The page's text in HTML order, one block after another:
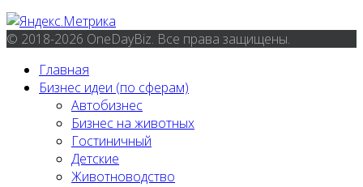
© 2018-2026 OneDayBiz. Все права защищены.
Главная
Бизнес идеи (по сферам)
Автобизнес
Бизнес на животных
Гостиничный
Детские
Животноводство